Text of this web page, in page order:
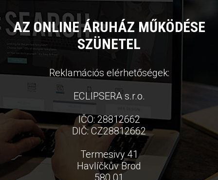
AZ ONLINE ÁRUHÁZ MŰKÖDÉSE
SZÜNETEL
Reklamációs elérhetőségek:
ECLIPSERA s.r.o.
IČO: 28812662
DIČ: CZ28812662
Termesivy 41
Havlíčkův Brod
580 01